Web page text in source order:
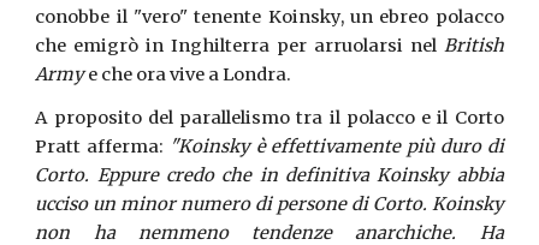
conobbe il "vero" tenente Koinsky, un ebreo polacco
che emigrò in Inghilterra per arruolarsi nel British
Armye che ora vive a Londra.
A proposito del parallelismo tra il polacco e il Corto
Pratt afferma: "Koinsky è effettivamente più duro di
Corto. Eppure credo che in definitiva Koinsky abbia
ucciso un minor numero di persone di Corto. Koinsky
non ha nemmeno tendenze anarchiche. Ha